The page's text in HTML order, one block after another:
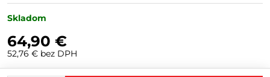
Skladom
64,90 €
52,76 € bez DPH